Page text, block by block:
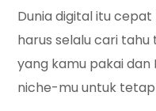
Dunia digital itu
harus selalu cari
yang kamu pakai dan
niche-mu untuk